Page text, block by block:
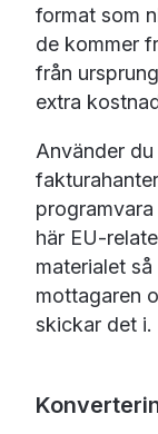
format som
de kommer
från
extra
Använder
här EU-
materialet
mottagaren
skickar det i.